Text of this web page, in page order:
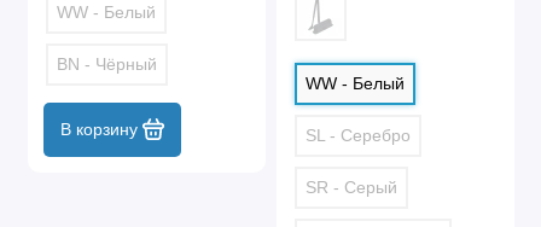
WW - Белый
BN - Чёрный
В корзину
WW - Белый
SL - Серебро
SR - Серый